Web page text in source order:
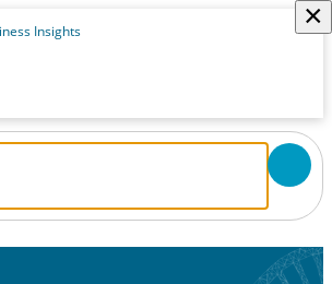
×